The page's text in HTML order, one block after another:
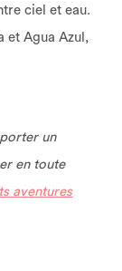
ciel et eau.
et Agua Azul,
un
en toute
aventures